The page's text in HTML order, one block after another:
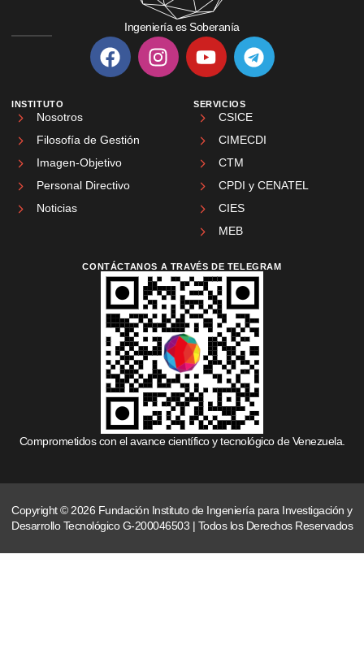
Ingeniería es Soberanía
INSTITUTO
Nosotros
Filosofía de Gestión
Imagen-Objetivo
Personal Directivo
Noticias
SERVICIOS
CSICE
CIMECDI
CTM
CPDI y CENATEL
CIES
MEB
CONTÁCTANOS A TRAVÉS DE TELEGRAM
Comprometidos con el avance científico y tecnológico de Venezuela.
Copyright © 2026 Fundación Instituto de Ingeniería para Investigación y
Desarrollo Tecnológico G-200046503 | Todos los Derechos Reservados